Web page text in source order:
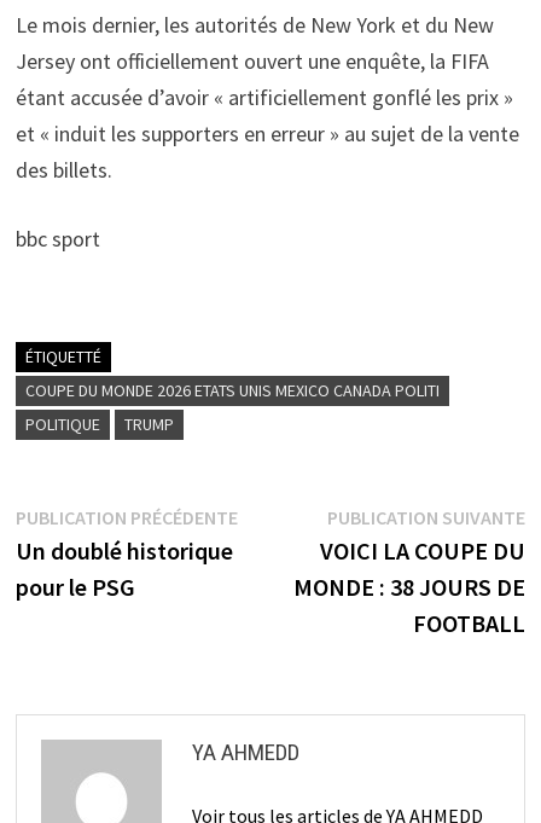
Le mois dernier, les autorités de New York et du New
Jersey ont officiellement ouvert une enquête, la FIFA
étant accusée d’avoir « artificiellement gonflé les prix »
et « induit les supporters en erreur » au sujet de la vente
des billets.
bbc sport
ÉTIQUETTÉ
COUPE DU MONDE 2026 ETATS UNIS MEXICO CANADA POLITI
POLITIQUE
TRUMP
Navigation
de
l’article
PUBLICATION PRÉCÉDENTEPublication
précédente :
Un doublé historique
pour le PSG
PUBLICATION SUIVANTE
VOICI LA COUPE DU
MONDE : 38 JOURS DE
FOOTBALL
YA AHMEDD
Voir tous les articles de YA AHMEDD